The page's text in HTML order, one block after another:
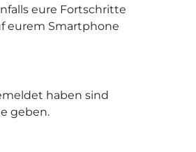
eure Fortschritte
eurem Smartphone
haben sind
geben.